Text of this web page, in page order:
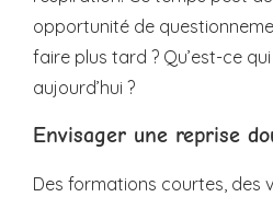
opportunité de
faire plus tard ? Qu’est-ce
aujourd’hui ?
Envisager une reprise
Des formations courtes, des